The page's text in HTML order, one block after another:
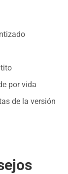
por vida
de la versión